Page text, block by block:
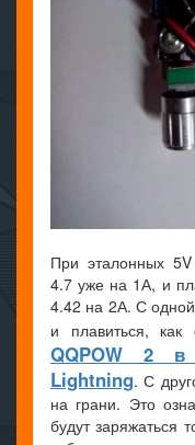
При эталонных
4.7 уже на 1А, и
4.42 на 2А. С одной
и плавиться,
QQPOW 2
Lightning. С
на грани. Это
будут заряжаться